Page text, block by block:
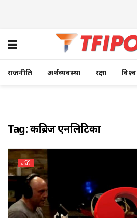
राजनीति अर्थव्यवस्था रक्षा विश्व
Tag:कैंब्रिज एनलिटिका
चर्चित